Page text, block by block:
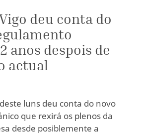
deu conta do
anos despois de
actual
luns deu conta do novo
que rexirá os plenos da
desde posiblemente a